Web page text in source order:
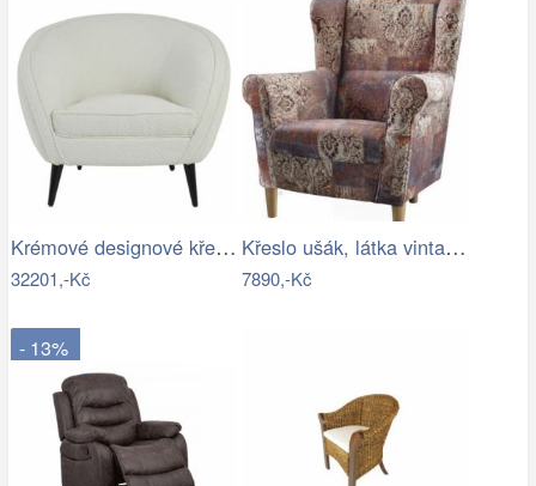
Krémové designové křeslo Almond bouclé …
32201,-Kč
Křeslo ušák, látka vintage hnědá 1026,…
7890,-Kč
- 13%